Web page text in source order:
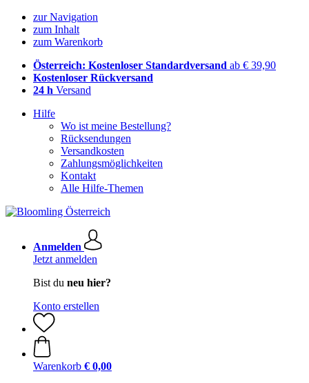
zur Navigation
zum Inhalt
zum Warenkorb
Österreich: Kostenloser Standardversand ab € 39,90
Kostenloser Rückversand
24 h Versand
Hilfe
Wo ist meine Bestellung?
Rücksendungen
Versandkosten
Zahlungsmöglichkeiten
Kontakt
Alle Hilfe-Themen
Anmelden
Jetzt anmelden
Bist du neu hier?
Konto erstellen
Warenkorb € 0,00